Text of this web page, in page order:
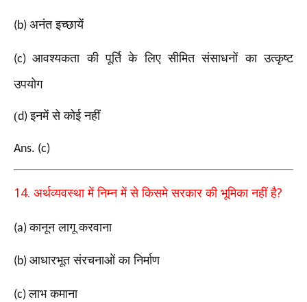
(b) अनंत इच्छायें
(c)आवश्यकता की पूर्ति के लिए सीमित संसाधनों का उत्कृष्ट
उपयोग
(d)इनमें से कोई नहीं
Ans. (c)
14. अर्थव्यवस्था में निम्न में से किसमे सरकार की भूमिका नहीं है?
(a)कानून लागू करवाना
(b) आधारभूत संरचनाओं का निर्माण
(c)लाभ कमाना